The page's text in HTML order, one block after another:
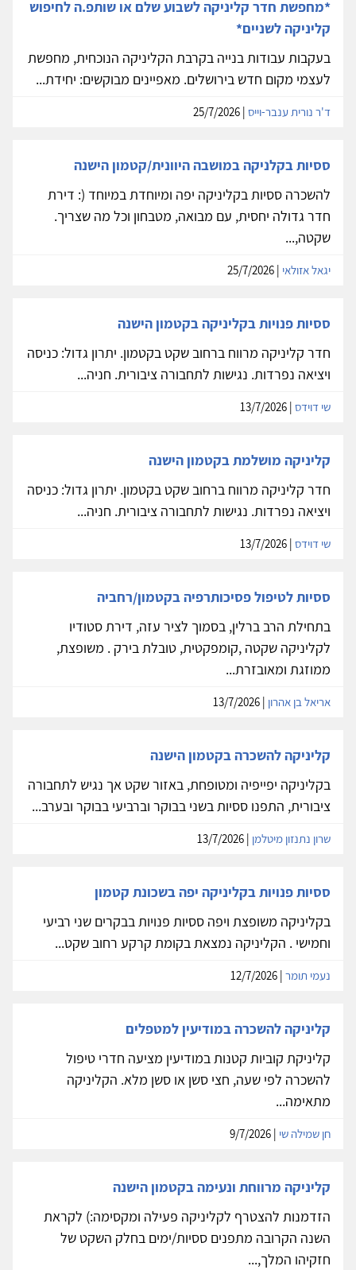
*מחפשת חדר קליניקה לשבוע שלם או שותפ.ה לחיפוש
קליניקה לשניים*
בעקבות עבודות בנייה בקרבת הקליניקה הנוכחית, מחפשת
לעצמי מקום חדש בירושלים. מאפיינים מבוקשים: יחידת...
ד'ר נורית ענבר-וייס
ססיות בקלניקה במושבה היוונית/קטמון הישנה
להשכרה ססיות בקליניקה יפה ומיוחדת במיוחד (: דירת
חדר גדולה יחסית, עם מבואה, מטבחון וכל מה שצריך.
שקטה,...
יגאל אזולאי
ססיות פנויות בקליניקה בקטמון הישנה
חדר קליניקה מרווח ברחוב שקט בקטמון. יתרון גדול: כניסה
ויציאה נפרדות. נגישות לתחבורה ציבורית. חניה...
שי דוידס
קליניקה מושלמת בקטמון הישנה
חדר קליניקה מרווח ברחוב שקט בקטמון. יתרון גדול: כניסה
ויציאה נפרדות. נגישות לתחבורה ציבורית. חניה...
שי דוידס
ססיות לטיפול פסיכותרפיה בקטמון/רחביה
בתחילת הרב ברלין, בסמוך לציר עזה, דירת סטודיו
לקליניקה שקטה ,קומפקטית, טובלת בירק . משופצת,
ממוזגת ומאובזרת...
אריאל בן אהרון
קליניקה להשכרה בקטמון הישנה
בקליניקה יפייפיה ומטופחת, באזור שקט אך נגיש לתחבורה
ציבורית, התפנו ססיות בשני בבוקר וברביעי בבוקר ובערב...
שרון נתנזון מיטלמן
ססיות פנויות בקליניקה יפה בשכונת קטמון
בקליניקה משופצת ויפה ססיות פנויות בבקרים שני רביעי
וחמישי . הקליניקה נמצאת בקומת קרקע רחוב שקט...
נעמי תומר
קליניקה להשכרה במודיעין למטפלים
קליניקת קוביות קטנות במודיעין מציעה חדרי טיפול
להשכרה לפי שעה, חצי סשן או סשן מלא. הקליניקה
מתאימה...
חן שמילה שי
קליניקה מרווחת ונעימה בקטמון הישנה
הזדמנות להצטרף לקליניקה פעילה ומקסימה:) לקראת
השנה הקרובה מתפנים ססיות/ימים בחלק השקט של
חזקיהו המלך,...